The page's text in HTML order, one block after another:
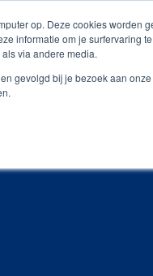
op. Deze cookies worden
informatie om je surfervaring
via andere media.
gevolgd bij je bezoek aan
drukproef